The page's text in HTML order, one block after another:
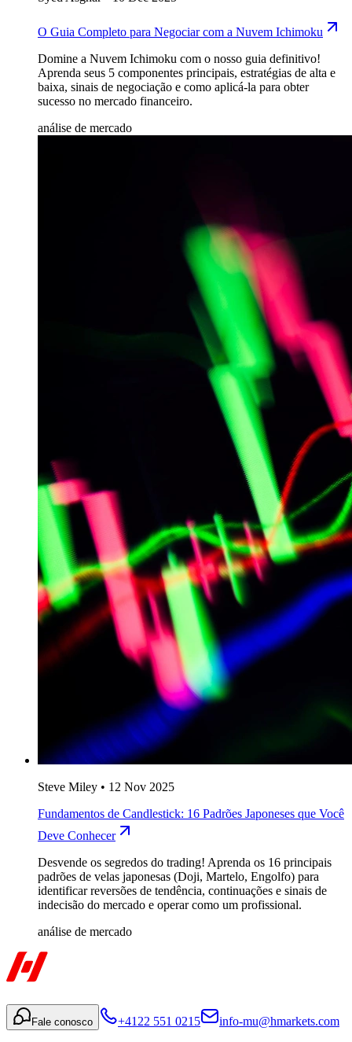
O Guia Completo para Negociar com a Nuvem Ichimoku
Domine a Nuvem Ichimoku com o nosso guia definitivo!
Aprenda seus 5 componentes principais, estratégias de alta e
baixa, sinais de negociação e como aplicá-la para obter
sucesso no mercado financeiro.
análise de mercado
Steve Miley • 12 Nov 2025
Fundamentos de Candlestick: 16 Padrões Japoneses que Você
Deve Conhecer
Desvende os segredos do trading! Aprenda os 16 principais
padrões de velas japonesas (Doji, Martelo, Engolfo) para
identificar reversões de tendência, continuações e sinais de
indecisão do mercado e operar como um profissional.
análise de mercado
Fale conosco +4122 551 0215 info-mu@hmarkets.com